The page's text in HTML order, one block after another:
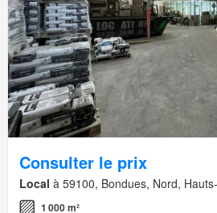
Consulter le prix
Local à 59100, Bondues, Nord,
1 000 m²